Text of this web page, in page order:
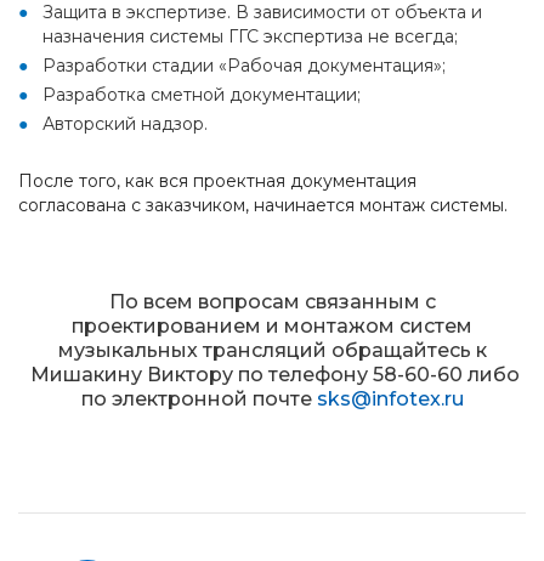
Защита в экспертизе. В зависимости от объекта и
назначения системы ГГС экспертиза не всегда;
Разработки стадии «Рабочая документация»;
Разработка сметной документации;
Авторский надзор.
После того, как вся проектная документация
согласована с заказчиком, начинается монтаж системы.
По всем вопросам cвязанным с
проектированием и монтажом систем
музыкальных трансляций обращайтесь к
Мишакину Виктору по телефону 58-60-60 либо
по электронной почте sks@infotex.ru